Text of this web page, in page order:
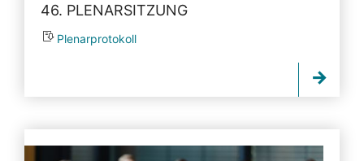
46. PLENARSITZUNG
Plenarprotokoll